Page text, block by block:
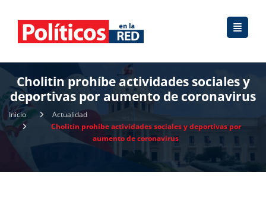
Cholitin prohíbe actividades sociales y
deportivas por aumento de coronavirus
Inicio
Actualidad
Cholitin prohíbe actividades sociales y deportivas por
aumento de coronavirus